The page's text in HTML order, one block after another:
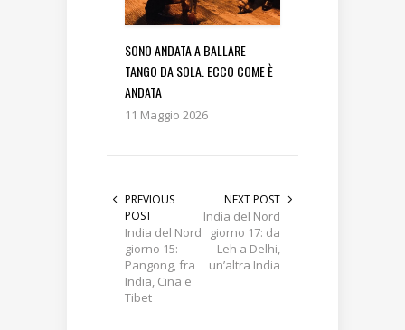
SONO ANDATA A BALLARE
TANGO DA SOLA. ECCO COME È
ANDATA
11 Maggio 2026
PREVIOUS
POST
India del Nord
giorno 15:
Pangong, fra
India, Cina e
Tibet
NEXT POST
India del Nord
giorno 17: da
Leh a Delhi,
un’altra India